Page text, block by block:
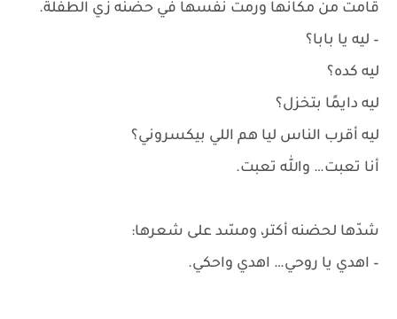
قامت من مكانها ورمت نفسها في حضنه زي الطفلة.
– ليه يا بابا؟
ليه كده؟
ليه دايمًا بتخزل؟
ليه أقرب الناس ليا هم اللي بيكسروني؟
أنا تعبت… والله تعبت.
شدّها لحضنه أكتر، ومسّد على شعرها:
– اهدي يا روحي… اهدي واحكي.